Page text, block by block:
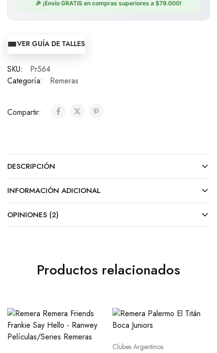
🎉 ¡Envío GRATIS en compras superiores a $79.000!
VER GUÍA DE TALLES
SKU:
Pr564
Categoría:
Remeras
Compartir:
DESCRIPCIÓN
INFORMACIÓN ADICIONAL
OPINIONES (2)
Productos relacionados
Clubes Argentinos